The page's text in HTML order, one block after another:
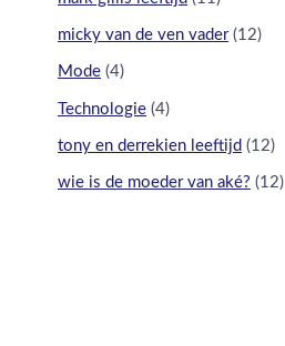
micky van de ven vader(12)
Mode (4)
Technologie (4)
tony en derrekien leeftijd (12)
wie is de moeder van aké? (12)